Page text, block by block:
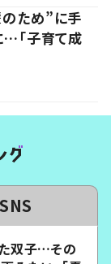
ため”に手
…「子育て成
SNS
双子…その